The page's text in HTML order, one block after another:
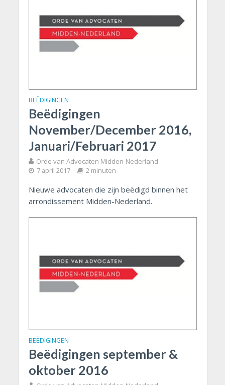
BEËDIGINGEN
Beëdigingen
November/December 2016,
Januari/Februari 2017
Orde van Advocaten Midden-Nederland
7 april 2017 2 minuten
Nieuwe advocaten die zijn beëdigd binnen het
arrondissement Midden-Nederland.
BEËDIGINGEN
Beëdigingen september &
oktober 2016